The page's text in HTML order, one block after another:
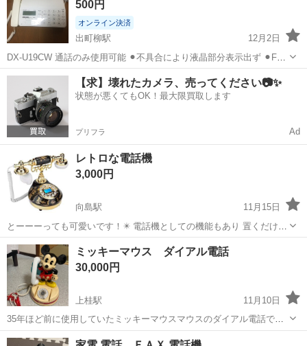
はわずか10...
500円
オンライン決済
出町柳駅
12月2日
DX-U19CW 通話のみ使用可能 ⚫︎不具合により液晶部分表示出ず ⚫︎FAX
使用不可 ⚫︎子機ナシ 電気、電話線で電話機としての通話は可能です
使用感ありますが、アルコールシートで拭き上げてお渡し予定
京都 京都市 出町柳駅 電話、ＦＡＸ SHARP
【求】壊れたカメラ、売ってください📷✨
状態が悪くてもOK！最大限買取します
プリフラ Ad
レトロな電話機
3,000円
向島駅
11月15日
とーーーっても可愛いです！✴️ 電話機としての機能もあり 置くだけで
インテリアにもなります。 部品など中を見るために開封はしましたが
未使用です！
京都 京都市 向島駅 電話、ＦＡＸ レトロ
ミッキーマウス ダイアル電話
30,000円
上桂駅
11月10日
35年ほど前に使用していたミッキーマウスマウスのダイアル電話で
す。 インテリアにどうでしょうか。 色が禿げてしまった部分もありま
京都 京都市 上桂駅 電話、ＦＡＸ